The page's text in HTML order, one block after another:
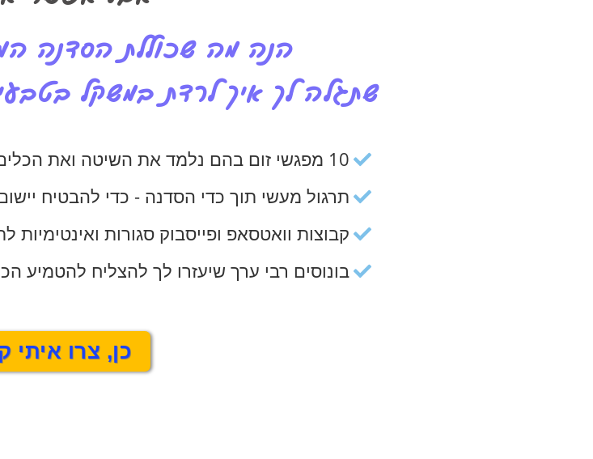
הנה מה שכוללת הסדנה
שתגלה לך איך לרדת במשקל
10 מפגשי זום בהם נלמד את השיטה ואת הכלים שמשנים את האכילה לתמיד​
תרגול מעשי תוך כדי הסדנה - כדי להבטיח
קבוצות וואטסאפ ופייסבוק סגורות
בונוסים רבי ערך שיעזרו לך להצליח להטמיע
כן, צרו איתי